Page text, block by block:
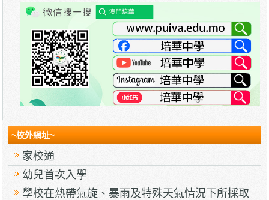
~校外網址~
家校通
幼兒首次入學
學校在熱帶氣旋、暴雨及特殊天氣情況下所採取